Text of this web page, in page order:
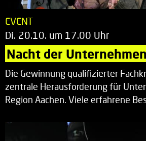
EVENT
Di. 20.10. um 17.00 Uhr
Nacht der Unternehmen
Die Gewinnung qualifizierter
zentrale Herausforderung für
Region Aachen. Viele erfahrene